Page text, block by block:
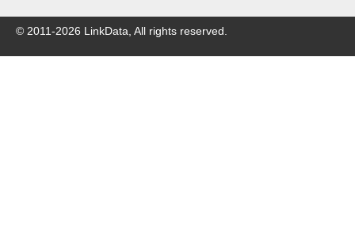
© 2011-2026 LinkData, All rights reserved.